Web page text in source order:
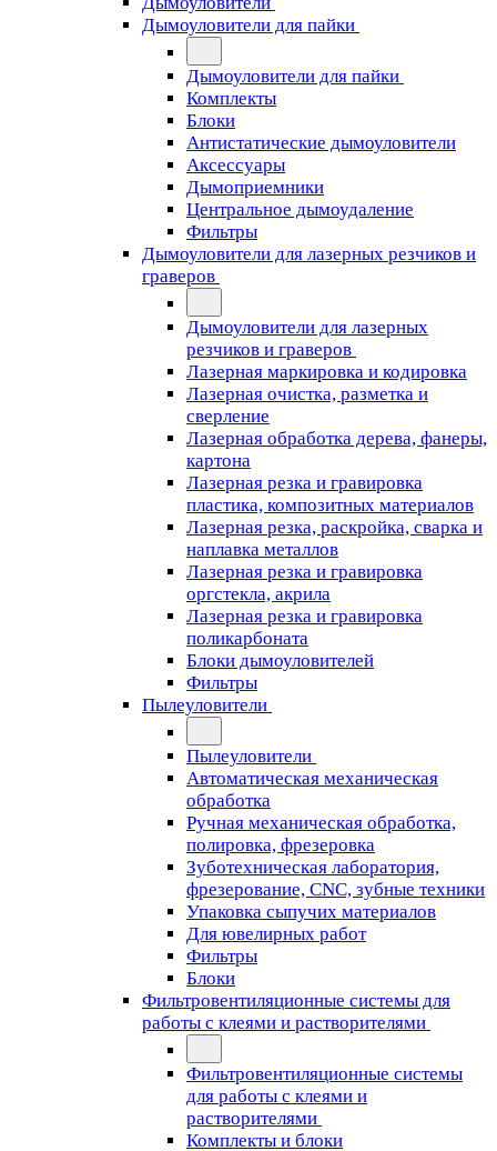
Дымоуловители для пайки
Дымоуловители для пайки
Комплекты
Блоки
Антистатические дымоуловители
Аксессуары
Дымоприемники
Центральное дымоудаление
Фильтры
Дымоуловители для лазерных резчиков и
граверов
Дымоуловители для лазерных
резчиков и граверов
Лазерная маркировка и кодировка
Лазерная очистка, разметка и
сверление
Лазерная обработка дерева, фанеры,
картона
Лазерная резка и гравировка
пластика, композитных материалов
Лазерная резка, раскройка, сварка и
наплавка металлов
Лазерная резка и гравировка
оргстекла, акрила
Лазерная резка и гравировка
поликарбоната
Блоки дымоуловителей
Фильтры
Пылеуловители
Пылеуловители
Автоматическая механическая
обработка
Ручная механическая обработка,
полировка, фрезеровка
Зуботехническая лаборатория,
фрезерование, CNC, зубные техники
Упаковка сыпучих материалов
Для ювелирных работ
Фильтры
Блоки
Фильтровентиляционные системы для
работы с клеями и растворителями
Фильтровентиляционные системы
для работы с клеями и
растворителями
Комплекты и блоки